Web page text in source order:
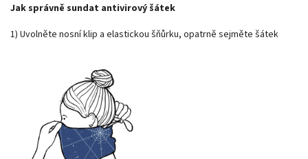
Jak správně sundat antivirový šátek
1) Uvolněte nosní klip a elastickou šňůrku, opatrně sejměte šátek